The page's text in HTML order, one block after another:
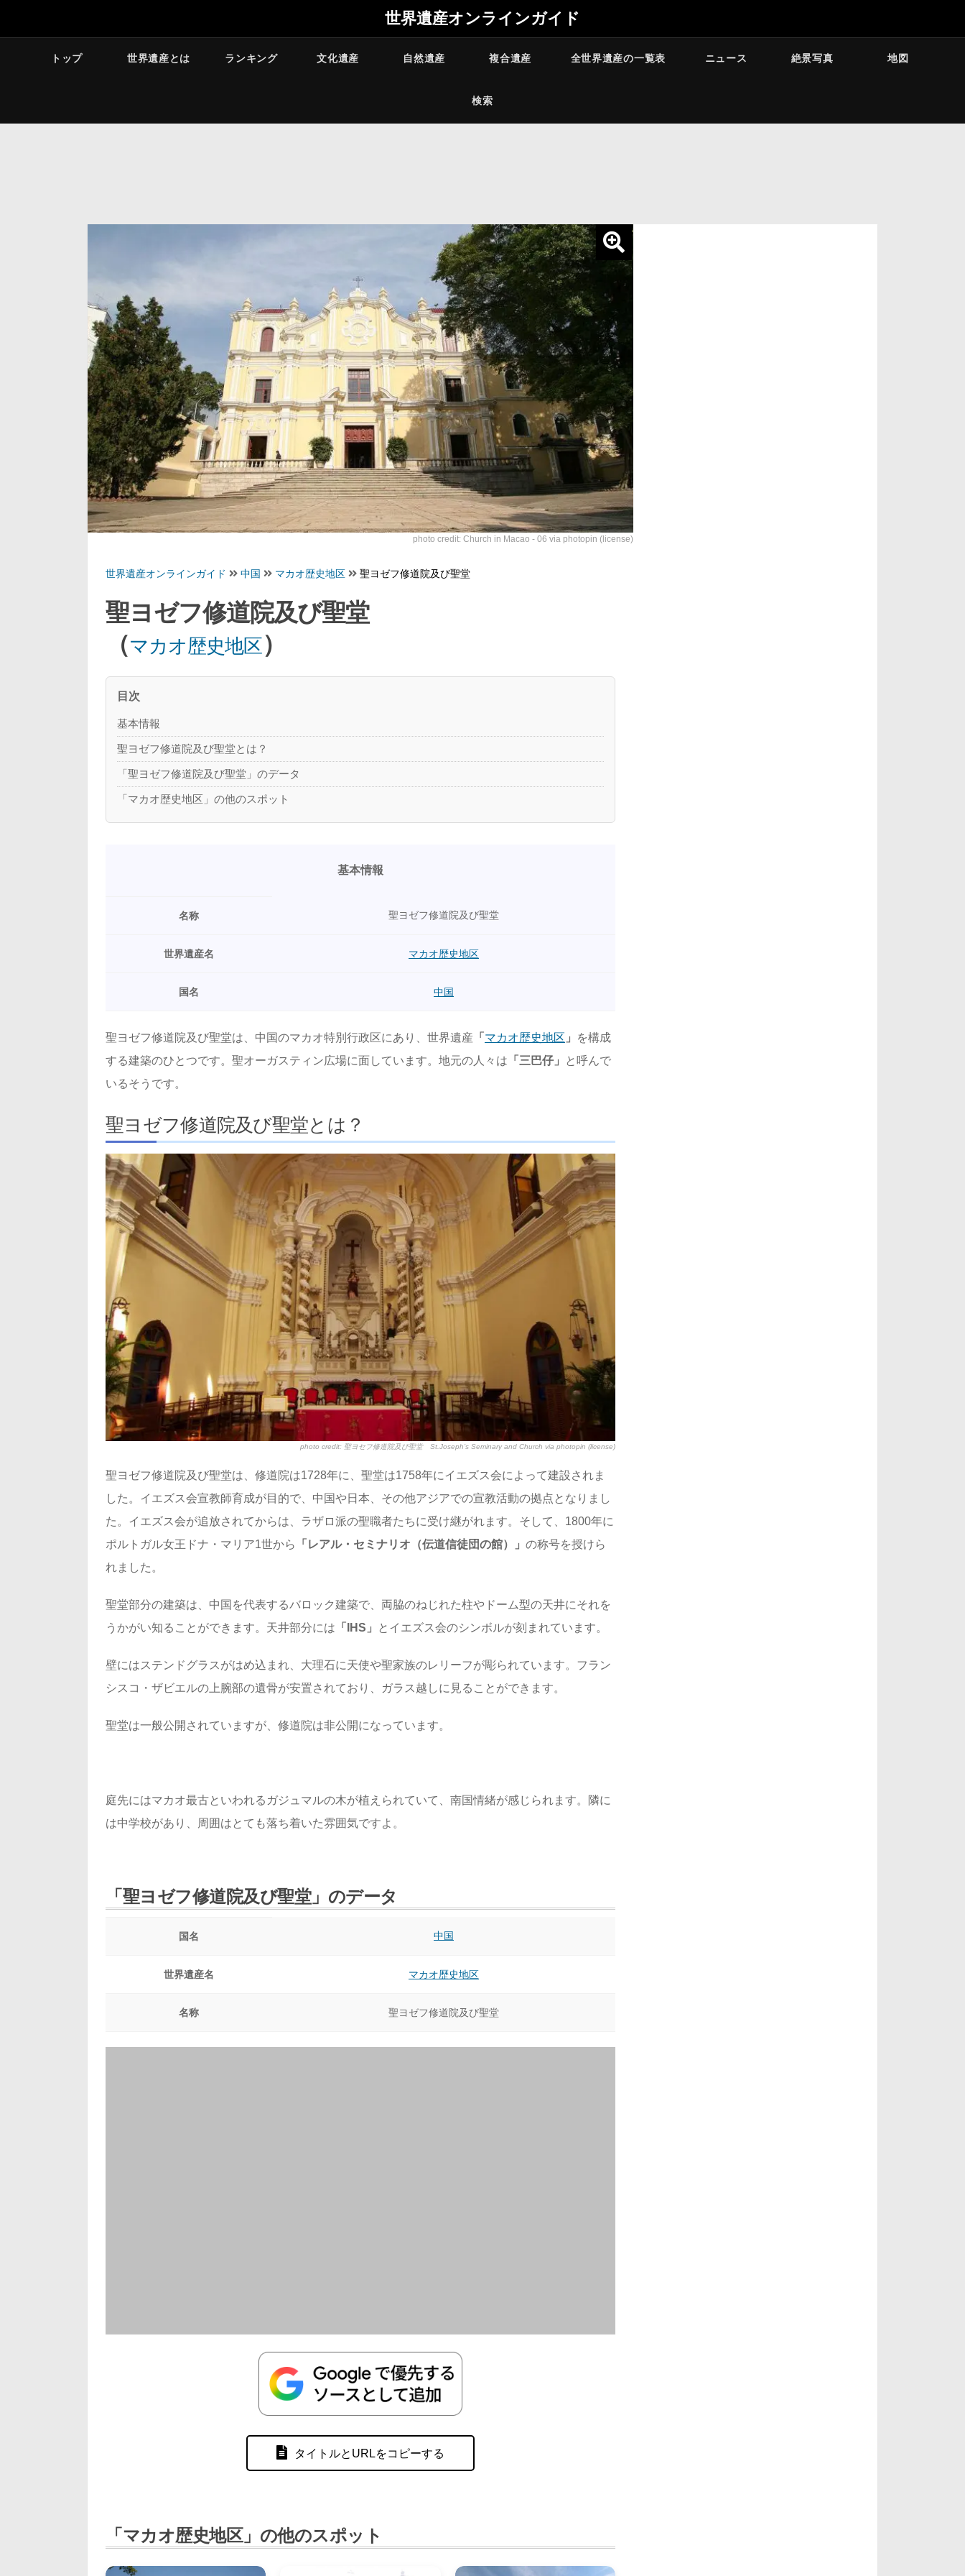
世界遺産オンラインガイド
トップ 世界遺産とは ランキング 文化遺産 自然遺産 複合遺産 全世界遺産の一覧表 ニュース 絶景写真 地図
検索
photo credit: Church in Macao - 06 via photopin (license)
世界遺産オンラインガイド 中国 マカオ歴史地区 聖ヨゼフ修道院及び聖堂
聖ヨゼフ修道院及び聖堂
（マカオ歴史地区）
目次
基本情報
聖ヨゼフ修道院及び聖堂とは？
「聖ヨゼフ修道院及び聖堂」のデータ
「マカオ歴史地区」の他のスポット
基本情報
名称 聖ヨゼフ修道院及び聖堂
世界遺産名 マカオ歴史地区
国名 中国
聖ヨゼフ修道院及び聖堂は、中国のマカオ特別行政区にあり、世界遺産 「 マカオ歴史地区 」
を構成
する建築のひとつです。聖オーガスティン広場に面しています。地元の人々は 「三巴仔」
と呼んで
いるそうです。
聖ヨゼフ修道院及び聖堂とは？
photo credit: 聖ヨセフ修道院及び聖堂 St.Joseph’s Seminary and Church via photopin (license)
聖ヨゼフ修道院及び聖堂は、修道院は1728年に、聖堂は1758年にイエズス会によって建設されま
した。イエズス会宣教師育成が目的で、中国や日本、その他アジアでの宣教活動の拠点となりまし
た。イエズス会が追放されてからは、ラザロ派の聖職者たちに受け継がれます。そして、1800年に
ポルトガル女王ドナ・マリア1世から
「レアル・セミナリオ（伝道信徒団の館）」 の称号を授けら
れました。
聖堂部分の建築は、中国を代表するバロック建築で、両脇のねじれた柱やドーム型の天井にそれを
うかがい知ることができます。天井部分には 「IHS」 とイエズス会のシンボルが刻まれています。
壁にはステンドグラスがはめ込まれ、大理石に天使や聖家族のレリーフが彫られています。フラン
シスコ・ザビエルの上腕部の遺骨が安置されており、ガラス越しに見ることができます。
聖堂は一般公開されていますが、修道院は非公開になっています。
庭先にはマカオ最古といわれるガジュマルの木が植えられていて、南国情緒が感じられます。隣に
は中学校があり、周囲はとても落ち着いた雰囲気ですよ。
「聖ヨゼフ修道院及び聖堂」のデータ
国名 中国
世界遺産名 マカオ歴史地区
名称 聖ヨゼフ修道院及び聖堂
タイトルとURLをコピーする
「マカオ歴史地区」の他のスポット